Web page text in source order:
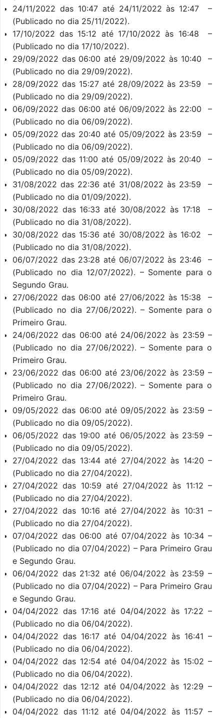
24/11/2022 das 10:47 até 24/11/2022 às 12:47 –
(Publicado no dia 25/11/2022).
17/10/2022 das 15:12 até 17/10/2022 às 16:48 –
(Publicado no dia 17/10/2022).
29/09/2022 das 06:00 até 29/09/2022 às 10:40 –
(Publicado no dia 29/09/2022).
28/09/2022 das 15:27 até 28/09/2022 às 23:59 –
(Publicado no dia 29/09/2022).
06/09/2022 das 06:00 até 06/09/2022 às 22:00 –
(Publicado no dia 06/09/2022).
05/09/2022 das 20:40 até 05/09/2022 às 23:59 –
(Publicado no dia 06/09/2022).
05/09/2022 das 11:00 até 05/09/2022 às 20:40 –
(Publicado no dia 05/09/2022).
31/08/2022 das 22:36 até 31/08/2022 às 23:59 –
(Publicado no dia 01/09/2022).
30/08/2022 das 16:33 até 30/08/2022 às 17:18 –
(Publicado no dia 31/08/2022).
30/08/2022 das 15:36 até 30/08/2022 às 16:02 –
(Publicado no dia 31/08/2022).
06/07/2022 das 23:28 até 06/07/2022 às 23:46 –
(Publicado no dia 12/07/2022). – Somente para o
Segundo Grau.
27/06/2022 das 06:00 até 27/06/2022 às 15:38 –
(Publicado no dia 27/06/2022). – Somente para o
Primeiro Grau.
24/06/2022 das 06:00 até 24/06/2022 às 23:59 –
(Publicado no dia 27/06/2022). – Somente para o
Primeiro Grau.
23/06/2022 das 06:00 até 23/06/2022 às 23:59 –
(Publicado no dia 27/06/2022). – Somente para o
Primeiro Grau.
09/05/2022 das 06:00 até 09/05/2022 às 23:59 –
(Publicado no dia 09/05/2022).
06/05/2022 das 19:00 até 06/05/2022 às 23:59 –
(Publicado no dia 09/05/2022).
27/04/2022 das 13:44 até 27/04/2022 às 14:20 –
(Publicado no dia 27/04/2022).
27/04/2022 das 10:59 até 27/04/2022 às 11:12 –
(Publicado no dia 27/04/2022).
27/04/2022 das 10:16 até 27/04/2022 às 10:31 –
(Publicado no dia 27/04/2022).
07/04/2022 das 06:00 até 07/04/2022 às 10:34 –
(Publicado no dia 07/04/2022) – Para Primeiro Grau
e Segundo Grau.
06/04/2022 das 21:32 até 06/04/2022 às 23:59 –
(Publicado no dia 07/04/2022) – Para Primeiro Grau
e Segundo Grau.
04/04/2022 das 17:16 até 04/04/2022 às 17:22 –
(Publicado no dia 06/04/2022).
04/04/2022 das 16:17 até 04/04/2022 às 16:41 –
(Publicado no dia 06/04/2022).
04/04/2022 das 12:54 até 04/04/2022 às 15:02 –
(Publicado no dia 06/04/2022).
04/04/2022 das 12:12 até 04/04/2022 às 12:29 –
(Publicado no dia 06/04/2022).
04/04/2022 das 11:12 até 04/04/2022 às 11:57 –